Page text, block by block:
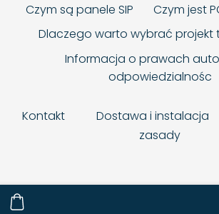
Czym są panele SIP
Czym jest
Dlaczego warto wybrać projekt
Informacja o prawach
odpowiedzialnośc
Kontakt Dostawa i instalacja
zasady